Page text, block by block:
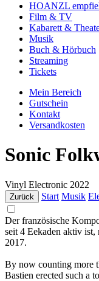
HOANZL
Film & TV
Kabarett &
Musik
Buch & Hörbuch
Streaming
Tickets
Mein Bereich
Gutschein
Kontakt
Versandkosten
Sonic
Vinyl Electronic 2022
Zurück Start Musik
Der französische
seit 4 Eekaden aktiv
2017.
By now counting more
Bastien erected such a